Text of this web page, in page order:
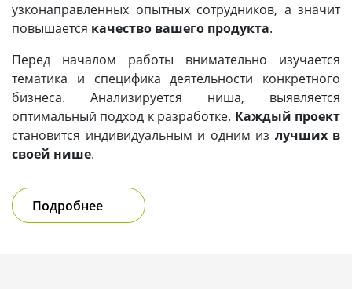
узконаправленных опытных сотрудников, а значит
повышается качество вашего продукта.
Перед началом работы внимательно изучается
тематика и специфика деятельности конкретного
бизнеса. Анализируется ниша, выявляется
оптимальный подход к разработке. Каждый проект
становится индивидуальным и одним из лучших в
своей нише.
Подробнее